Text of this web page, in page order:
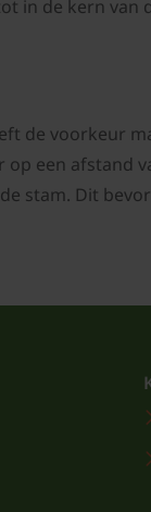
in de kern van
de voorkeur
een afstand
stam. Dit